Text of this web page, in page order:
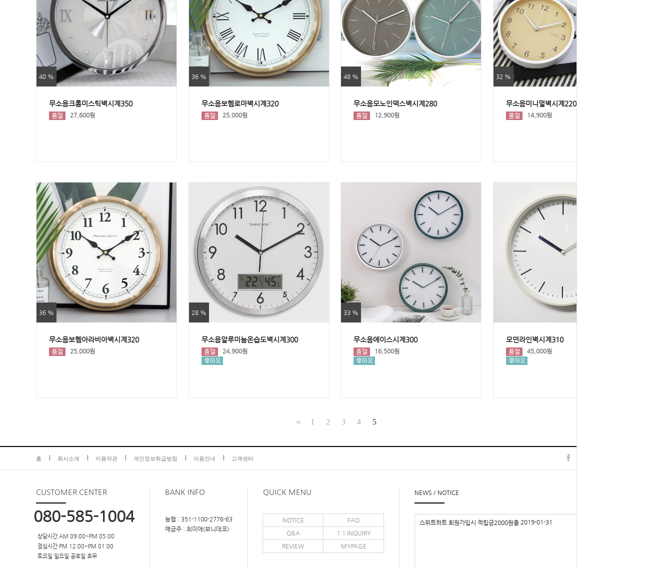
40 %
무소음크롬미스틱벽시계350
27,600원
36 %
무소음보헴로마벽시계320
25,000원
48 %
무소음모노인덱스벽시계280
12,900원
32 %
무소음미니멀벽시계220
14,900원
36 %
무소음보헴아라비아벽시계320
25,000원
28 %
무소음알루미늄온습도벽시계300
24,900원
33 %
무소음에이스시계300
16,500원
모던라인벽시계310
45,000원
<< 1 2 3 4 5
홈 회사소개 이용약관 개인정보취급방침 이용안내 고객센터
CUSTOMER CENTER
080-585-1004
상담시간 AM 09:00~PM 05:00
점심시간 PM 12:00~PM 01:00
토요일 일요일 공휴일 휴무
BANK INFO
농협 : 351-1100-2776-63
예금주 : 최미애(보니데코)
QUICK MENU
NOTICE
FAQ
Q&A
1:1 INQUIRY
REVIEW
MYPAGE
NEWS / NOTICE
스위트하트 회원가입시 적립금2000원을 2019-01-31